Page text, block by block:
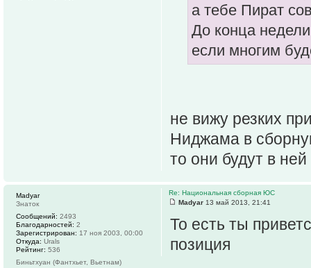
а тебе Пират
До конца
если многим
не вижу резких
Ниджама в
то они будут в ней
Re: Национальная сборная ЮС
Madyar 13 май 2013, 21:41
То есть ты
позиция
Madyar
Знаток
Сообщений: 2493
Благодарностей: 2
Зарегистрирован: 17 ноя 2003, 00:00
Откуда: Urals
Рейтинг: 536
Биньтхуан (Фантхьет, Вьетнам)